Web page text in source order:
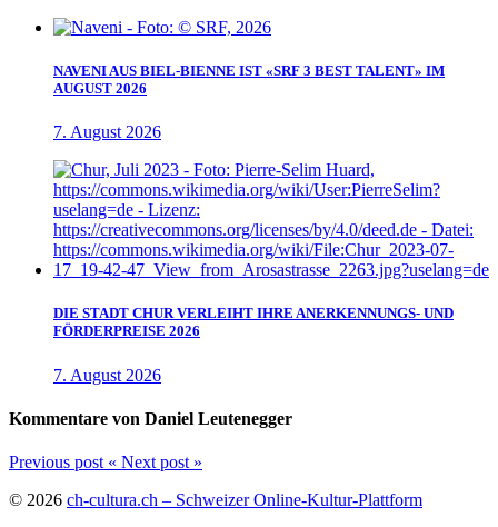
NAVENI AUS BIEL-BIENNE IST «SRF 3 BEST TALENT» IM
AUGUST 2026
7. August 2026
DIE STADT CHUR VERLEIHT IHRE ANERKENNUNGS- UND
FÖRDERPREISE 2026
7. August 2026
Kommentare von Daniel Leutenegger
Previous post « Next post »
© 2026 ch-cultura.ch – Schweizer Online-Kultur-Plattform